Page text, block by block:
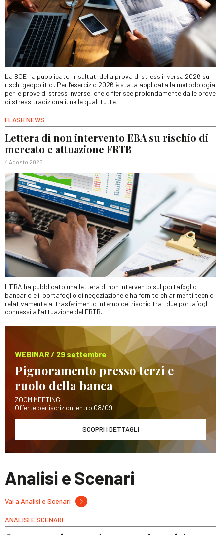
La BCE ha pubblicato i risultati della prova di stress inversa 2026 sui
rischi geopolitici. Per l’esercizio 2026 è stata applicata la metodologia
per le prove di stress inverse, che differisce profondamente dalle prove
di stress tradizionali, nelle quali tutte
FLASH NEWS
Lettera di non intervento EBA su rischio di
mercato e attuazione FRTB
4 Agosto 2026
L’EBA ha pubblicato una lettera di non intervento sul portafoglio
bancario e il portafoglio di negoziazione e ha fornito chiarimenti tecnici
relativamente al trasferimento interno del rischio tra i due portafogli
connessi all’attuazione del FRTB.
WEBINAR / 29 settembre
Pignoramento presso terzi e
ruolo della banca
ZOOM MEETING
Offerte per iscrizioni entro 08/09
SCOPRI I DETTAGLI
Analisi e Scenari
Vai a Analisi e Scenari
ANALISI E SCENARI